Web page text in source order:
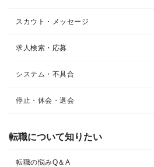
スカウト・メッセージ
求人検索・応募
システム・不具合
停止・休会・退会
転職について知りたい​
転職の悩みQ＆A​